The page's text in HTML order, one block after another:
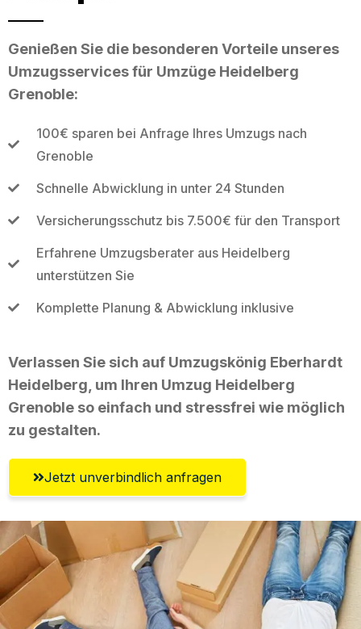
Genießen Sie die besonderen Vorteile unseres
Umzugsservices für Umzüge Heidelberg
Grenoble:
100€ sparen bei Anfrage Ihres Umzugs nach
Grenoble
Schnelle Abwicklung in unter 24 Stunden
Versicherungsschutz bis 7.500€ für den Transport
Erfahrene Umzugsberater aus Heidelberg
unterstützen Sie
Komplette Planung & Abwicklung inklusive
Verlassen Sie sich auf Umzugskönig Eberhardt
Heidelberg, um Ihren Umzug Heidelberg
Grenoble so einfach und stressfrei wie möglich
zu gestalten.
Jetzt unverbindlich anfragen